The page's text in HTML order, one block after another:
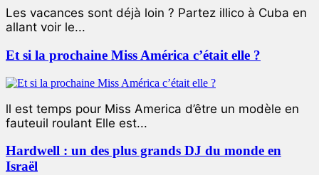
Les vacances sont déjà loin ? Partez illico à Cuba en
allant voir le...
Et si la prochaine Miss América c’était elle ?
ll est temps pour Miss America d’être un modèle en
fauteuil roulant Elle est...
Hardwell : un des plus grands DJ du monde en
Israël